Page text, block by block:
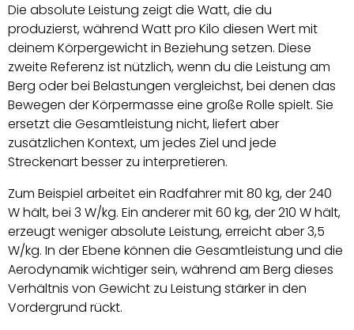
Die absolute Leistung zeigt die Watt, die du
produzierst, während Watt pro Kilo diesen Wert mit
deinem Körpergewicht in Beziehung setzen. Diese
zweite Referenz ist nützlich, wenn du die Leistung am
Berg oder bei Belastungen vergleichst, bei denen das
Bewegen der Körpermasse eine große Rolle spielt. Sie
ersetzt die Gesamtleistung nicht, liefert aber
zusätzlichen Kontext, um jedes Ziel und jede
Streckenart besser zu interpretieren.
Zum Beispiel arbeitet ein Radfahrer mit 80 kg, der 240
W hält, bei 3 W/kg. Ein anderer mit 60 kg, der 210 W hält,
erzeugt weniger absolute Leistung, erreicht aber 3,5
W/kg. In der Ebene können die Gesamtleistung und die
Aerodynamik wichtiger sein, während am Berg dieses
Verhältnis von Gewicht zu Leistung stärker in den
Vordergrund rückt.